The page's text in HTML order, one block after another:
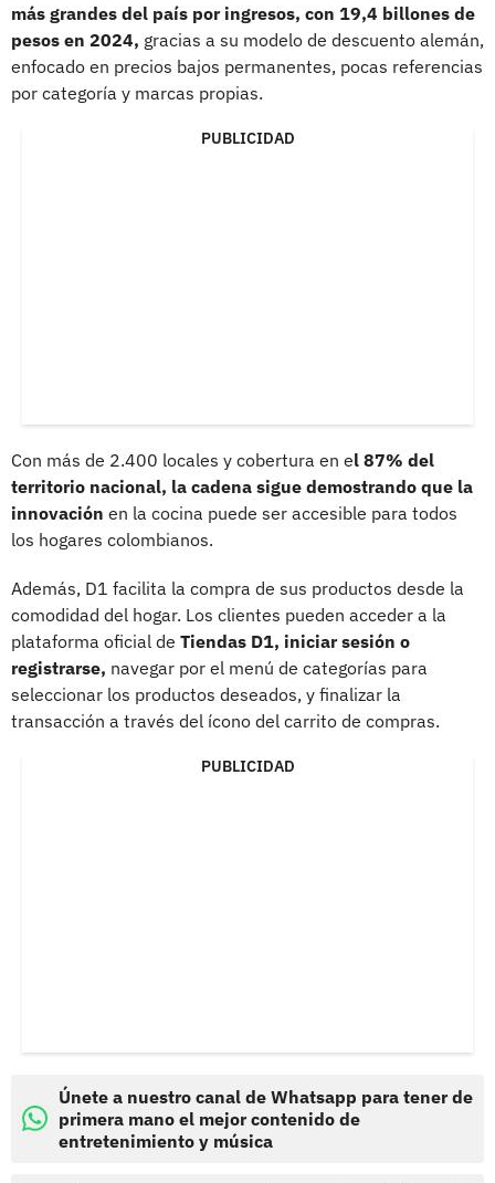
más grandes del país por ingresos, con 19,4 billones de
pesos en 2024, gracias a su modelo de descuento alemán,
enfocado en precios bajos permanentes, pocas referencias
por categoría y marcas propias.
PUBLICIDAD
Con más de 2.400 locales y cobertura en el 87% del
territorio nacional, la cadena sigue demostrando que la
innovación en la cocina puede ser accesible para todos
los hogares colombianos.
Además, D1 facilita la compra de sus productos desde la
comodidad del hogar. Los clientes pueden acceder a la
plataforma oficial de Tiendas D1, iniciar sesión o
registrarse, navegar por el menú de categorías para
seleccionar los productos deseados, y finalizar la
transacción a través del ícono del carrito de compras.
PUBLICIDAD
Únete a nuestro canal de Whatsapp para tener de
primera mano el mejor contenido de
entretenimiento y música